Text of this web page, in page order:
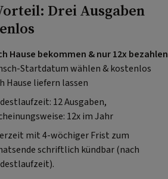
Drei Ausgaben
Hause bekommen & nur 12x bezahlen
Startdatum wählen & kostenlos
Hause liefern lassen
12 Ausgaben,
12x im Jahr
mit 4-wöchiger Frist zum
schriftlich kündbar (nach